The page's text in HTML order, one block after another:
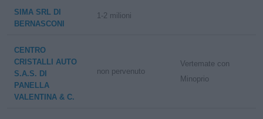
SIMA SRL DI
BERNASCONI
1-2 milioni
CENTRO
CRISTALLI AUTO
S.A.S. DI
PANELLA
VALENTINA & C.
non pervenuto
Vertemate con
Minoprio